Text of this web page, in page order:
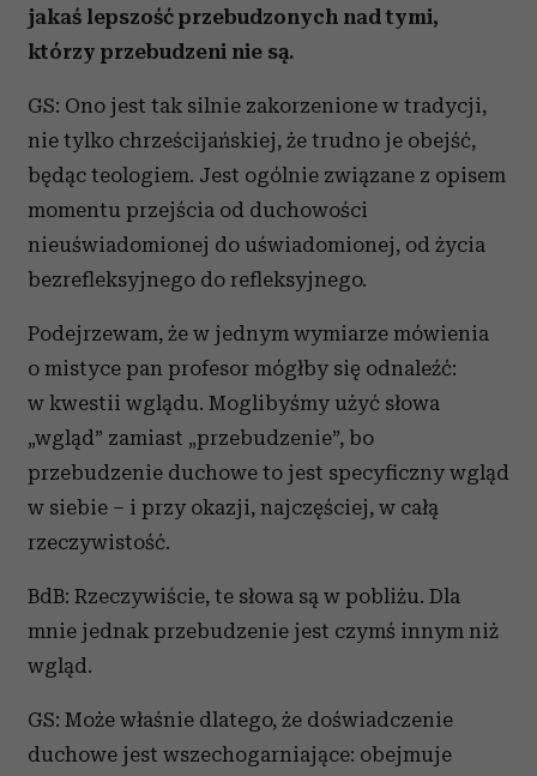
jakaś lepszość przebudzonych nad tymi,
którzy przebudzeni nie są.
GS: Ono jest tak silnie zakorzenione w tradycji,
nie tylko chrześcijańskiej, że trudno je obejść,
będąc teologiem. Jest ogólnie związane z opisem
momentu przejścia od duchowości
nieuświadomionej do uświadomionej, od życia
bezrefleksyjnego do refleksyjnego.
Podejrzewam, że w jednym wymiarze mówienia
o mistyce pan profesor mógłby się odnaleźć:
w kwestii wglądu. Moglibyśmy użyć słowa
„wgląd” zamiast „przebudzenie”, bo
przebudzenie duchowe to jest specyficzny wgląd
w siebie – i przy okazji, najczęściej, w całą
rzeczywistość.
BdB: Rzeczywiście, te słowa są w pobliżu. Dla
mnie jednak przebudzenie jest czymś innym niż
wgląd.
GS: Może właśnie dlatego, że doświadczenie
duchowe jest wszechogarniające: obejmuje